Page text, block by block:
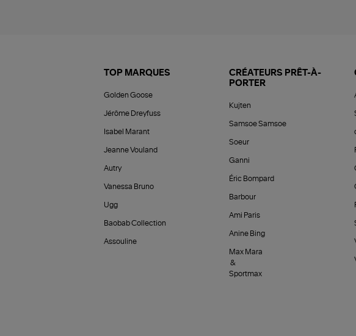
TOP MARQUES
Golden Goose
Jérôme Dreyfuss
Isabel Marant
Jeanne Vouland
Autry
Vanessa Bruno
Ugg
Baobab Collection
Assouline
CRÉATEURS PRÊT-À-
PORTER
Kujten
Samsoe Samsoe
Soeur
Ganni
Éric Bompard
Barbour
Ami Paris
Anine Bing
Max Mara
&
Sportmax